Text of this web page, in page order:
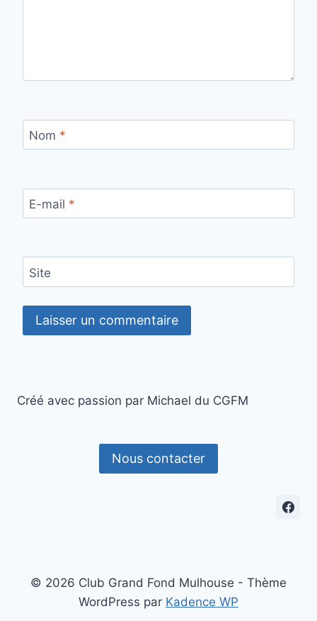
Nom *
E-mail *
Site
Créé avec passion par Michael du CGFM
Nous contacter
© 2026 Club Grand Fond Mulhouse - Thème
WordPress par Kadence WP